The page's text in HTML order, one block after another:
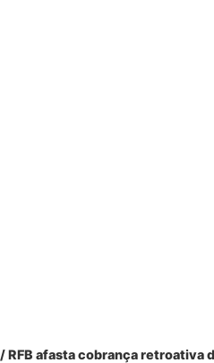
/ RFB afasta cobrança retroativa